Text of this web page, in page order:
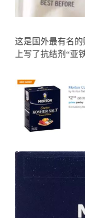
这是国外最有名
上写了抗结剂“亚